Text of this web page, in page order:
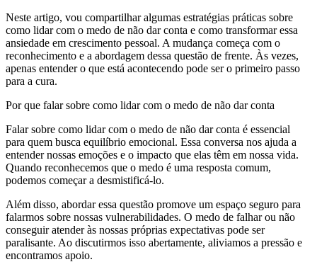
Neste artigo, vou compartilhar algumas estratégias práticas sobre
como lidar com o medo de não dar conta e como transformar essa
ansiedade em crescimento pessoal. A mudança começa com o
reconhecimento e a abordagem dessa questão de frente. Às vezes,
apenas entender o que está acontecendo pode ser o primeiro passo
para a cura.
Por que falar sobre como lidar com o medo de não dar conta
Falar sobre como lidar com o medo de não dar conta é essencial
para quem busca equilíbrio emocional. Essa conversa nos ajuda a
entender nossas emoções e o impacto que elas têm em nossa vida.
Quando reconhecemos que o medo é uma resposta comum,
podemos começar a desmistificá-lo.
Além disso, abordar essa questão promove um espaço seguro para
falarmos sobre nossas vulnerabilidades. O medo de falhar ou não
conseguir atender às nossas próprias expectativas pode ser
paralisante. Ao discutirmos isso abertamente, aliviamos a pressão e
encontramos apoio.